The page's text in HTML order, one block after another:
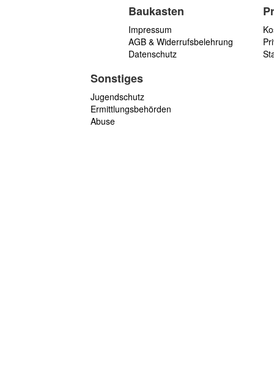
Baukasten
Impressum
AGB & Widerrufsbelehrung
Datenschutz
Sonstiges
Jugendschutz
Ermittlungsbehörden
Abuse